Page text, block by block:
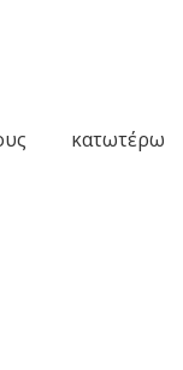
κατωτέρω